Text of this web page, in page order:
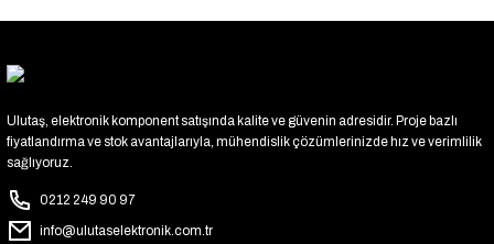
Ulutaş, elektronik komponent satışında kalite ve güvenin adresidir. Proje bazlı
fiyatlandırma ve stok avantajlarıyla, mühendislik çözümlerinizde hız ve verimlilik
sağlıyoruz.
0212 249 90 97
info@ulutaselektronik.com.tr